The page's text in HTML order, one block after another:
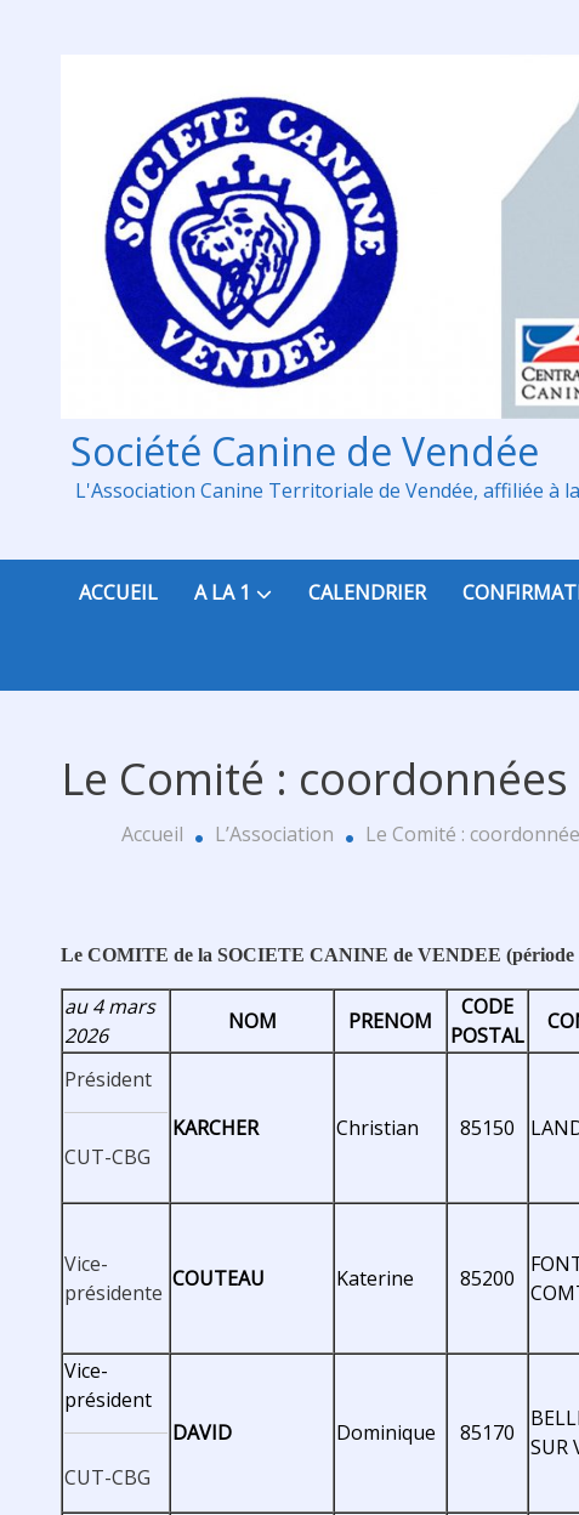
Société Canine de Vendée
L'Association Canine Territoriale de Vendée, affiliée à
ACCUEIL A LA 1 CALENDRIER
Le Comité :
Accueil L’Association Le Comité :
Le COMITE de la SOCIETE CANINE de VENDEE (période
au 4 mars
2026
NOM PRENOM
CODE
POSTAL
Président
CUT-CBG
KARCHER Christian 85150
Vice-
présidente
COUTEAU Katerine 85200
Vice-
président
CUT-CBG
DAVID Dominique 85170
SUR